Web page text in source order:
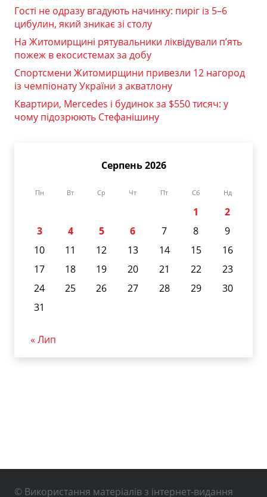
Гості не одразу вгадують начинку: пиріг із 5–6
цибулин, який зникає зі столу
На Житомирщині рятувальники ліквідували п’ять
пожеж в екосистемах за добу
Спортсмени Житомирщини привезли 12 нагород
із чемпіонату України з акватлону
Квартири, Mercedes і будинок за $550 тисяч: у
чому підозрюють Стефанішину
Серпень 2026
Пн Вт Ср Чт Пт Сб Нд
1
2
3
4 5 6 7 8
9
10
11 12 13 14 15
16
17
18 19 20 21 22
23
24
25 26 27 28 29
30
31
« Лип
© Використання матеріалів з інтернет-видання